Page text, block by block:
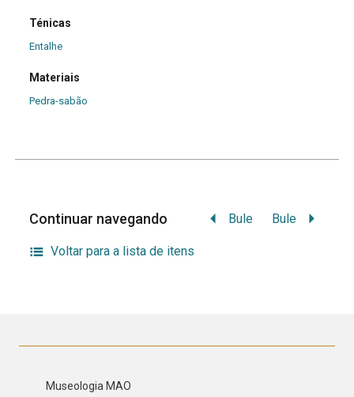
Ténicas
Entalhe
Materiais
Pedra-sabão
Continuar navegando Bule Bule
Voltar para a lista de itens
Museologia MAO